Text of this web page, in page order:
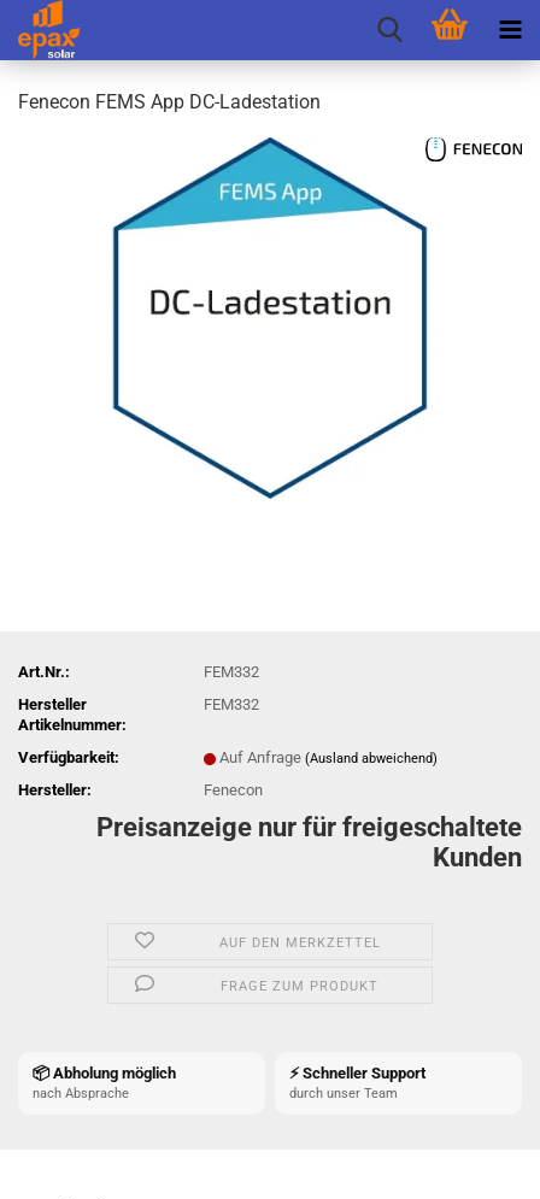
Fen­e­con FEMS App DC-​Ladestation
Art.Nr.:
FEM332
Hersteller
Artikelnummer:
FEM332
Verfügbarkeit: Auf Anfrage (Ausland abweichend)
Hersteller: Fenecon
Preisanzeige nur für freigeschaltete
Kunden
AUF DEN MERKZETTEL
FRAGE ZUM PRODUKT
📦 Abholung möglich
nach Absprache
⚡ Schneller Support
durch unser Team